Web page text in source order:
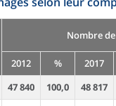
Nombre
2012 % 2017
47 840 100,0 48 817